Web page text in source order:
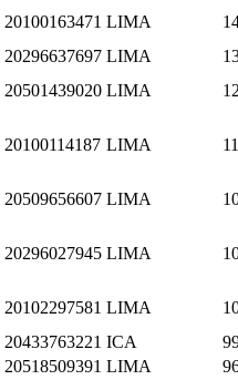
20100163471 LIMA
20296637697 LIMA
20501439020 LIMA
20100114187 LIMA
20509656607 LIMA
20296027945 LIMA
20102297581 LIMA
20433763221 ICA
20518509391 LIMA